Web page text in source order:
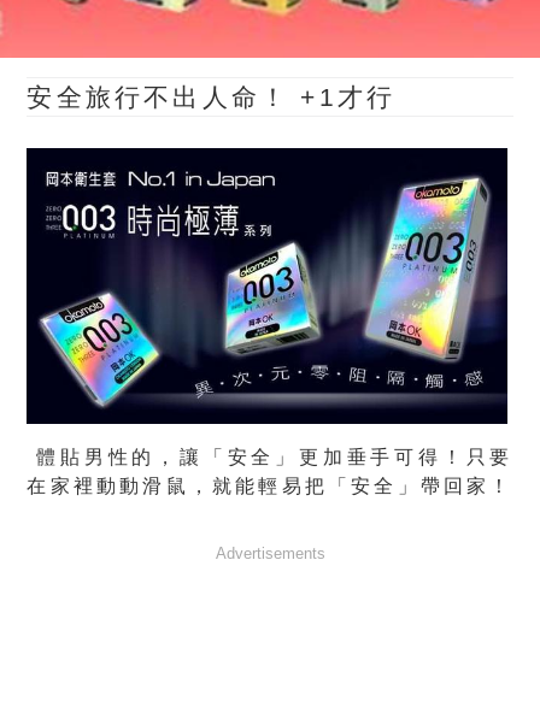
安全旅行不出人命！ +1才行
體貼男性的，讓「安全」更加垂手可得！只要
在家裡動動滑鼠，就能輕易把「安全」帶回家！
Advertisements